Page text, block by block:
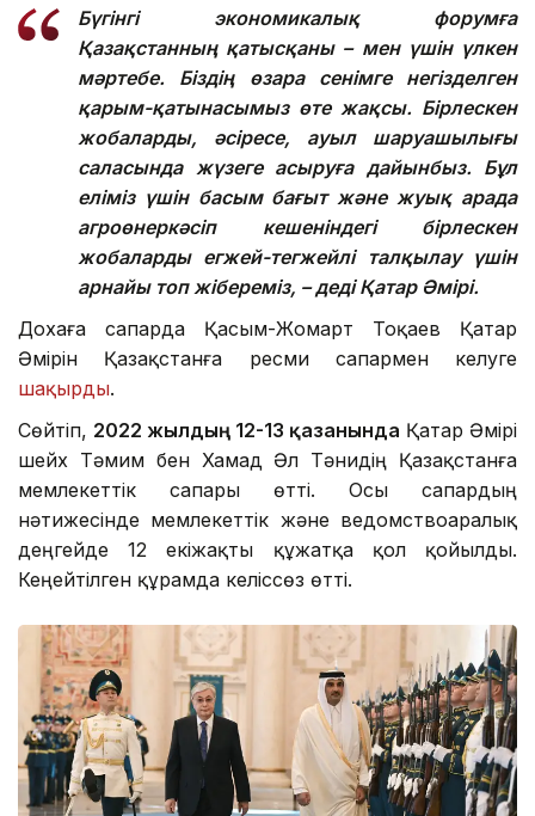
Бүгінгі экономикалық форумға
Қазақстанның қатысқаны – мен үшін үлкен
мәртебе. Біздің өзара сенімге негізделген
қарым-қатынасымыз өте жақсы. Бірлескен
жобаларды, әсіресе, ауыл шаруашылығы
саласында жүзеге асыруға дайынбыз. Бұл
еліміз үшін басым бағыт және жуық арада
агроөнеркәсіп кешеніндегі бірлескен
жобаларды егжей-тегжейлі талқылау үшін
арнайы топ жібереміз, – деді Қатар Әмірі.
Дохаға сапарда Қасым-Жомарт Тоқаев Қатар
Әмірін Қазақстанға ресми сапармен келуге
шақырды.
Сөйтіп, 2022 жылдың 12-13 қазанында Қатар Әмірі
шейх Тәмим бен Хамад Әл Тәнидің Қазақстанға
мемлекеттік сапары өтті. Осы сапардың
нәтижесінде мемлекеттік және ведомствоаралық
деңгейде 12 екіжақты құжатқа қол қойылды.
Кеңейтілген құрамда келіссөз өтті.